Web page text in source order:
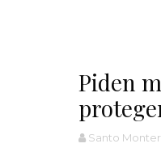
Piden
Santo